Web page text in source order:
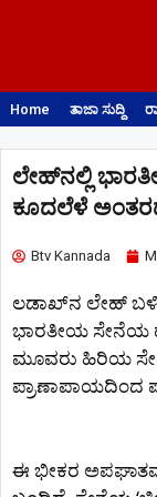
Home ತಾಜಾ ಸುದ್ದಿ
ಲೇಹ್​ನಲ್ಲಿ
ಕೂದಲೆಳೆ
Btv Kannada
ಲಡಾಖ್‌ನ ಲೇಹ್
ಭಾರತೀಯ ಸೇನೆಯ
ಮೂವರು ಹಿರಿಯ
ಪ್ರಾಣಾಪಾಯದಿಂದ
ಈ ಭೀಕರ